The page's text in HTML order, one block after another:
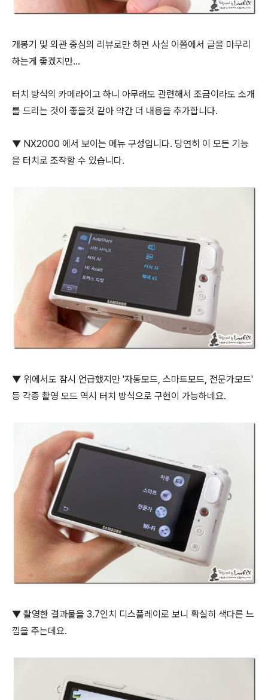
개봉기 및 외관 중심의 리뷰로만 하면 사실 이쯤에서 글을 마무리
하는게 좋겠지만...
터치 방식의 카메라이고 하니 아무래도 관련해서 조금이라도 소개
를 드리는 것이 좋을것 같아 약간 더 내용을 추가합니다.
▼ NX2000 에서 보이는 메뉴 구성입니다. 당연히 이 모든 기능
을 터치로 조작할 수 있습니다.
▼ 위에서도 잠시 언급했지만 '자동모드, 스마트모드, 전문가모드'
등 각종 촬영 모드 역시 터치 방식으로 구현이 가능하네요.
▼ 촬영한 결과물을 3.7인치 디스플레이로 보니 확실히 색다른 느
낌을 주는데요.